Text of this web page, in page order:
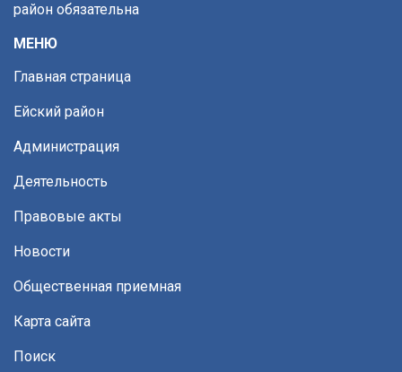
район обязательна
МЕНЮ
Главная страница
Ейский район
Администрация
Деятельность
Правовые акты
Новости
Общественная приемная
Карта сайта
Поиск